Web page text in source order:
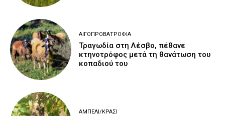
ΑΙΓΟΠΡΟΒΑΤΡΟΦΊΑ
Τραγωδία στη Λέσβο, πέθανε
κτηνοτρόφος μετά τη θανάτωση του
κοπαδιού του
ΑΜΠΈΛΙ/ΚΡΑΣΊ